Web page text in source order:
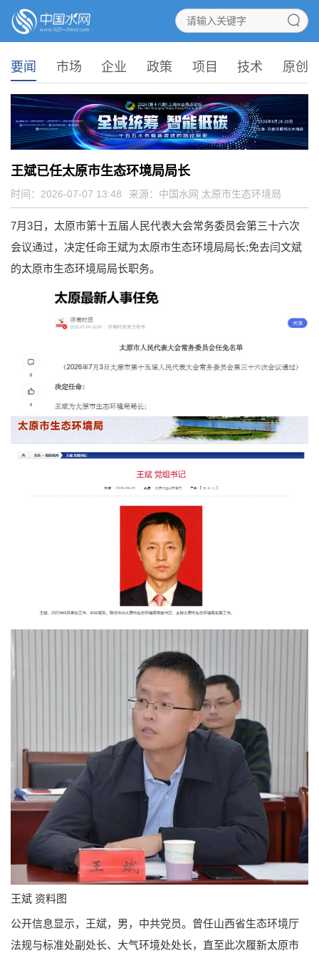
要闻 市场 企业 政策 项目 技术 原创
王斌已任太原市生态环境局局长
时间：2026-07-07 13:48 来源： 中国水网 太原市生态环境局
7月3日，太原市第十五届人民代表大会常务委员会第三十六次
会议通过，决定任命王斌为太原市生态环境局局长;免去闫文斌
的太原市生态环境局局长职务。
王斌 资料图
公开信息显示，王斌，男，中共党员。曾任山西省生态环境厅
法规与标准处副处长、大气环境处处长，直至此次履新太原市